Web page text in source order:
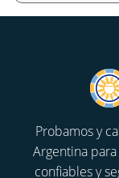
Probamos y
Argentina
confiables y